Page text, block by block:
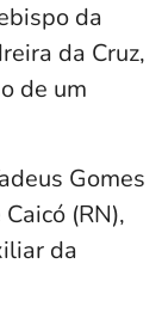
da
da Cruz,
de um
Gomes
(RN),
da